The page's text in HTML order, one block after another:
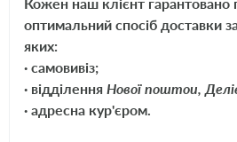
Mann
Wix
Purflux
оптимальний спосіб доставки
яких:
· самовивіз;
· відділення Нової поштои,
· адресна кур'єром.